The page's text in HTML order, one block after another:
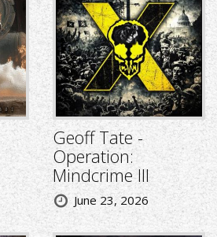
Geoff Tate -
Operation:
Mindcrime III
June 23, 2026